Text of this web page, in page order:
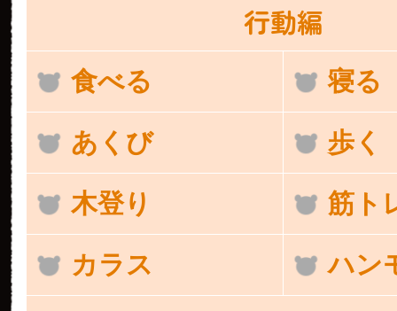
行動編
食べる 寝る
あくび 歩く
木登り 筋ト
カラス ハン